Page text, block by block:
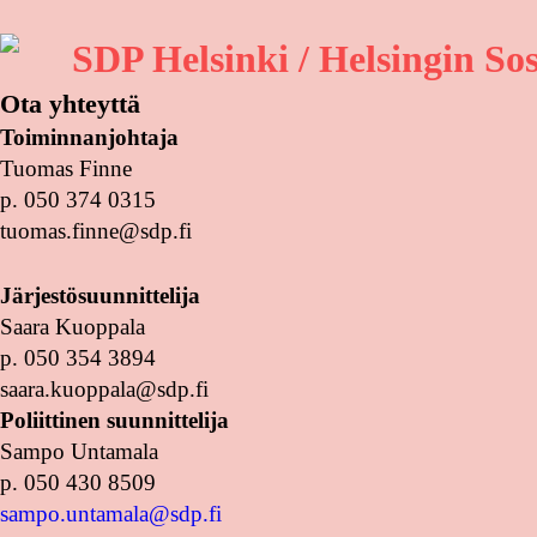
SDP Helsinki / Helsingin
Ota yhteyttä
Toiminnanjohtaja
Tuomas Finne
p. 050 374 0315
tuomas.finne@sdp.fi
Järjestösuunnittelija
Saara Kuoppala
p. 050 354 3894
saara.kuoppala@sdp.fi
Poliittinen suunnittelija
Sampo Untamala
p. 050 430 8509
sampo.untamala@sdp.fi